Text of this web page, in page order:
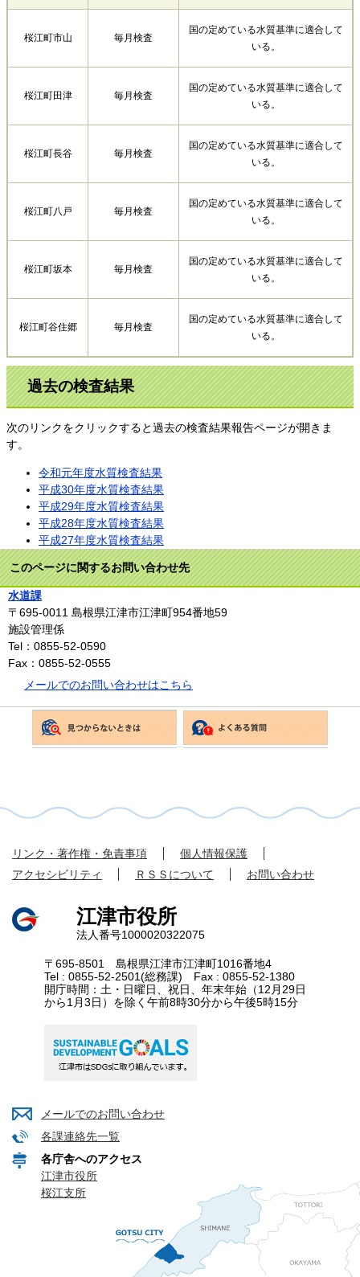
桜江町市山 毎月検査
国の定めている水質基準に適合して
いる。
桜江町田津 毎月検査
国の定めている水質基準に適合して
いる。
桜江町長谷 毎月検査
国の定めている水質基準に適合して
いる。
桜江町八戸 毎月検査
国の定めている水質基準に適合して
いる。
桜江町坂本 毎月検査
国の定めている水質基準に適合して
いる。
桜江町谷住郷 毎月検査
国の定めている水質基準に適合して
いる。
過去の検査結果
次のリンクをクリックすると過去の検査結果報告ページが開きま
す。
令和元年度水質検査結果
平成30年度水質検査結果
平成29年度水質検査結果
平成28年度水質検査結果
平成27年度水質検査結果
このページに関するお問い合わせ先
水道課
〒695-0011 島根県江津市江津町954番地59
施設管理係
Tel：0855-52-0590
Fax：0855-52-0555
メールでのお問い合わせはこちら
リンク・著作権・免責事項
個人情報保護
アクセシビリティ
ＲＳＳについて お問い合わせ
江津市役所
法人番号1000020322075
〒695-8501 島根県江津市江津町1016番地4
Tel : 0855-52-2501(総務課) Fax : 0855-52-1380
開庁時間：土・日曜日、祝日、年末年始（12月29日
から1月3日）を除く午前8時30分から午後5時15分
メールでのお問い合わせ
各課連絡先一覧
各庁舎へのアクセス
江津市役所
桜江支所